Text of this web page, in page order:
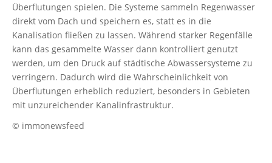
Überflutungen spielen. Die Systeme sammeln Regenwasser
direkt vom Dach und speichern es, statt es in die
Kanalisation fließen zu lassen. Während starker Regenfälle
kann das gesammelte Wasser dann kontrolliert genutzt
werden, um den Druck auf städtische Abwassersysteme zu
verringern. Dadurch wird die Wahrscheinlichkeit von
Überflutungen erheblich reduziert, besonders in Gebieten
mit unzureichender Kanalinfrastruktur.
© immonewsfeed